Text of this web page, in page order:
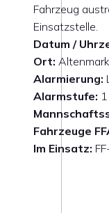
Fahrzeug
Einsatzstelle.
Datum /
Ort:
Alarmierung:
Alarmstufe: 1
Fahrzeuge
Im Einsatz: